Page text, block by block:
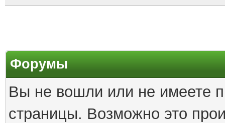
Форумы
Вы не вошли или не имеете
страницы. Возможно это